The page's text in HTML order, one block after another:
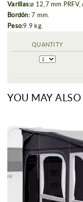
Varillas:ø 12,7 mm
Bordón:7 mm.
Peso:9.9 kg.
QUANTITY
YOU MAY ALSO